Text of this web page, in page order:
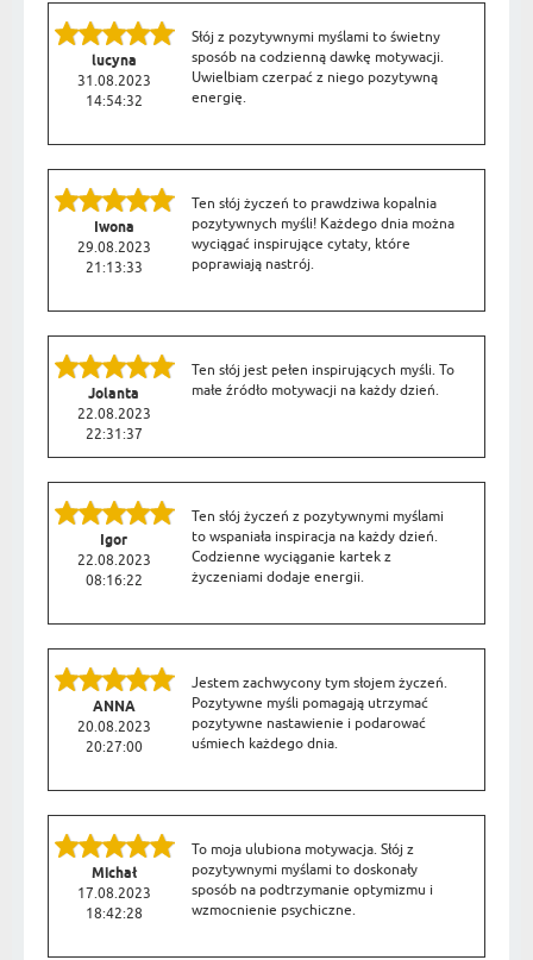
lucyna
31.08.2023
14:54:32
Słój z pozytywnymi myślami to świetny
sposób na codzienną dawkę motywacji.
Uwielbiam czerpać z niego pozytywną
energię.
Iwona
29.08.2023
21:13:33
Ten słój życzeń to prawdziwa kopalnia
pozytywnych myśli! Każdego dnia można
wyciągać inspirujące cytaty, które
poprawiają nastrój.
Jolanta
22.08.2023
22:31:37
Ten słój jest pełen inspirujących myśli. To
małe źródło motywacji na każdy dzień.
Igor
22.08.2023
08:16:22
Ten słój życzeń z pozytywnymi myślami
to wspaniała inspiracja na każdy dzień.
Codzienne wyciąganie kartek z
życzeniami dodaje energii.
ANNA
20.08.2023
20:27:00
Jestem zachwycony tym słojem życzeń.
Pozytywne myśli pomagają utrzymać
pozytywne nastawienie i podarować
uśmiech każdego dnia.
Michał
17.08.2023
18:42:28
To moja ulubiona motywacja. Słój z
pozytywnymi myślami to doskonały
sposób na podtrzymanie optymizmu i
wzmocnienie psychiczne.